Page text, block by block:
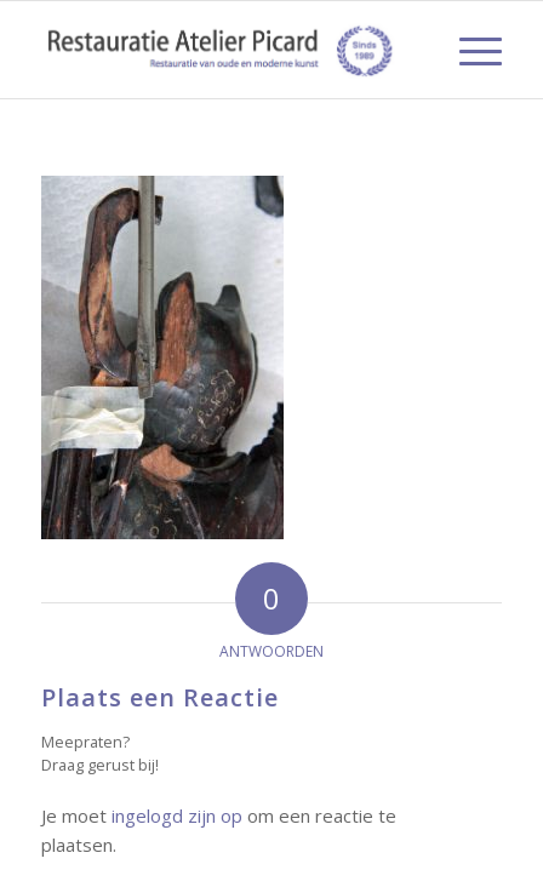
0
ANTWOORDEN
Plaats een Reactie
Meepraten?
Draag gerust bij!
Je moet ingelogd zijn op om een reactie te
plaatsen.